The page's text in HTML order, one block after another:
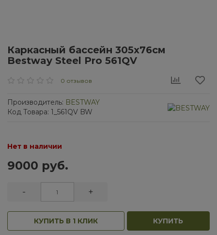
Каркасный бассейн 305х76см
Bestway Steel Pro 561QV
0 отзывов
Производитель: BESTWAY
Код Товара: 1_561QV BW
Нет в наличии
9000 руб.
- +
КУПИТЬ В 1 КЛИК КУПИТЬ